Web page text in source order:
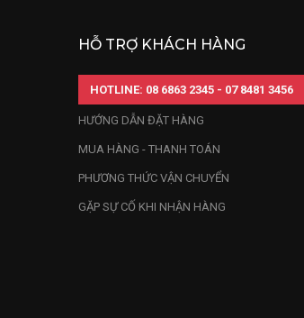
HỖ TRỢ KHÁCH HÀNG
HOTLINE: 08 6863 2345 - 07 8481 3456
HƯỚNG DẪN ĐẶT HÀNG
MUA HÀNG - THANH TOÁN
PHƯƠNG THỨC VẬN CHUYỂN
GẶP SỰ CỐ KHI NHẬN HÀNG